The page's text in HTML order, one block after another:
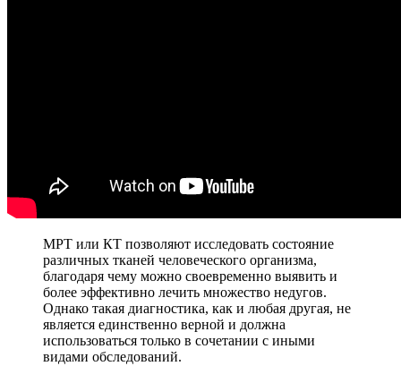
МРТ или КТ позволяют исследовать состояние
различных тканей человеческого организма,
благодаря чему можно своевременно выявить и
более эффективно лечить множество недугов.
Однако такая диагностика, как и любая другая, не
является единственно верной и должна
использоваться только в сочетании с иными
видами обследований.